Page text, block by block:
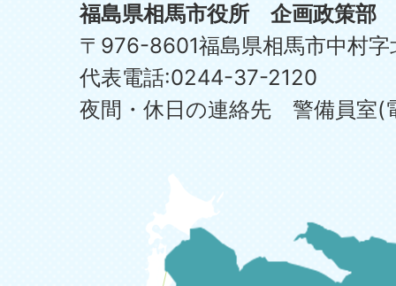
福島県相馬市役所 企画政策部
〒976-8601福島県相馬市中村
代表電話:0244-37-2120
夜間・休日の連絡先 警備員室